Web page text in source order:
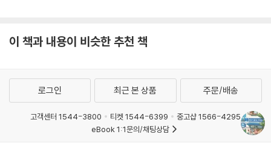
이 책과 내용이 비슷한 추천 책
로그인 최근 본 상품 주문/배송
고객센터 1544-3800 티켓 1544-6399
중고샵 1566-4295
eBook 1:1문의/채팅상담